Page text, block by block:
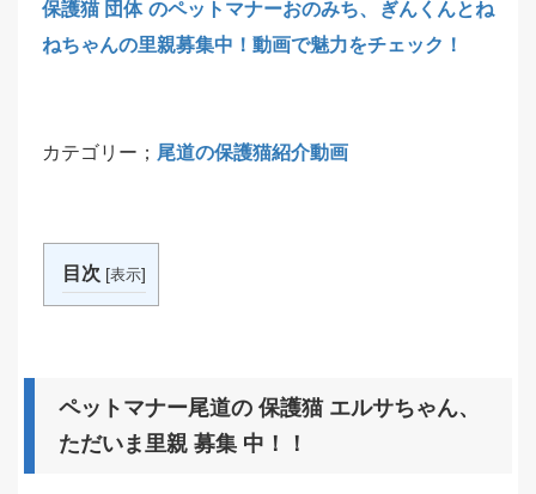
保護猫 団体 のペットマナーおのみち、ぎんくんとね
ねちゃんの里親募集中！動画で魅力をチェック！
カテゴリー； 尾道の保護猫紹介動画
目次 [表示]
ペットマナー尾道の 保護猫 エルサちゃん、
ただいま里親 募集 中！！